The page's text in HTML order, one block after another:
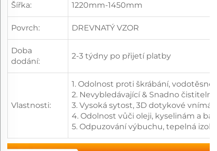
Šířka: 1220mm-1450mm
Povrch: DREVNATÝ VZOR
Doba
dodání:
2-3 týdny po přijetí platby
Vlastnosti:
1. Odolnost proti škrábání,
2. Nevybledávající & Snadno čistitelné
3. Vysoká sytost, 3D dotykové
4. Odolnost vůči oleji, kyselinám a
5. Odpuzování výbuchu, tepelná